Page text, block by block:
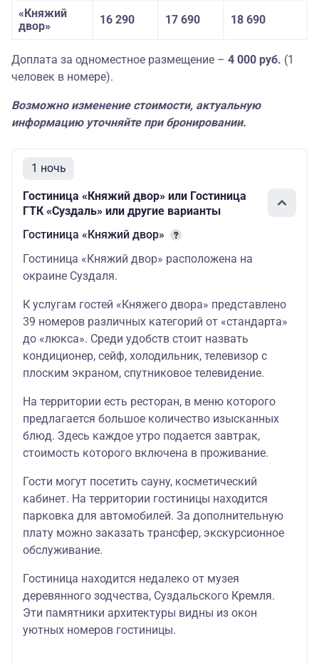
«Княжий
двор»
16 290 17 690 18 690
Доплата за одноместное размещение – 4 000 руб. (1
человек в номере).
Возможно изменение стоимости, актуальную
информацию уточняйте при бронировании.
1 ночь
Гостиница «Княжий двор» или Гостиница
ГТК «Суздаль» или другие варианты
Гостиница «Княжий двор»
Гостиница «Княжий двор» расположена на
окраине Суздаля.
К услугам гостей «Княжего двора» представлено
39 номеров различных категорий от «стандарта»
до «люкса». Среди удобств стоит назвать
кондиционер, сейф, холодильник, телевизор с
плоским экраном, спутниковое телевидение.
На территории есть ресторан, в меню которого
предлагается большое количество изысканных
блюд. Здесь каждое утро подается завтрак,
стоимость которого включена в проживание.
Гости могут посетить сауну, косметический
кабинет. На территории гостиницы находится
парковка для автомобилей. За дополнительную
плату можно заказать трансфер, экскурсионное
обслуживание.
Гостиница находится недалеко от музея
деревянного зодчества, Суздальского Кремля.
Эти памятники архитектуры видны из окон
уютных номеров гостиницы.